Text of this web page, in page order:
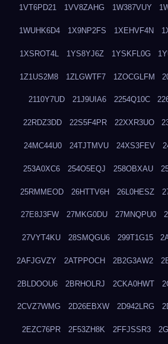
1VT6PD21 1VV8ZAHG 1W387VUY
1WUHK6D4 1X9NP2FS 1XEHVF4N
1XSROT4L 1YS8YJ6Z 1YSKFL0G
1Z1US2M8 1ZLGWTF7 1ZOCGLFM
2110Y7UD 21J9UIA6 2254Q10C
22RDZ3DD 22S5F4PR 22XXR3UO
24MC44U0 24TJTMVU 24XS3FEV
253A0XC6 254O5EQJ 258OBXAU
25RMMEOD 26HTTV6H 26L0HESZ
27E8J3FW 27MKG0DU 27MNQPU0
27VYT4KU 28SMQGU6 299T1G15
2AFJGVZY 2ATPPOCH 2B2G3AW2
2BLDOOU6 2BRHOLRJ 2CKA0HWT
2CVZ7WMG 2D26EBXW 2D942LRG
2EZC76PR 2F53ZH8K 2FFJSSR3